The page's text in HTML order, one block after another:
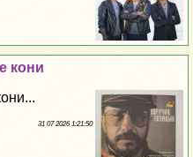
кони
31 07 2026 1:21:50